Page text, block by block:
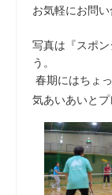
お気軽にお問い
写真は『スポ
う。
春期にはちょ
気あいあいと